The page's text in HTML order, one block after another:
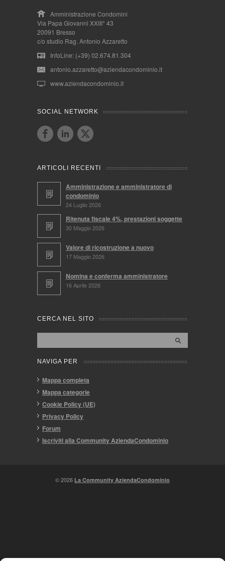
Amministrazione Condomini
Via Papa Giovanni XXIII° 43
20091 Bresso
c/o studio Rag. Antonio Azzaretto
InfoLine: (+39) 02.674.81.304
antonio.azzaretto@aziendacondominio.it
www.aziendacondominio.it
SOCIAL NETWORK
ARTICOLI RECENTI
Amministrazione e amministratore di
condominio
24 Luglio 2026
Ritenuta fiscale 4%, prestazioni soggette
30 Maggio 2026
Valore di ricostruzione a nuovo
17 Maggio 2026
Nomina e conferma amministratore
16 Aprile 2026
CERCA NEL SITO
NAVIGA PER
Mappa completa
Mappa categorie
Cookie Policy (UE)
Privacy Policy
Forum
Iscriviti alla Community AziendaCondominio
© 2026 La Community AziendaCondominio